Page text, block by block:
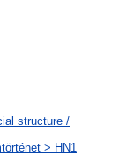
structure /
> HN1